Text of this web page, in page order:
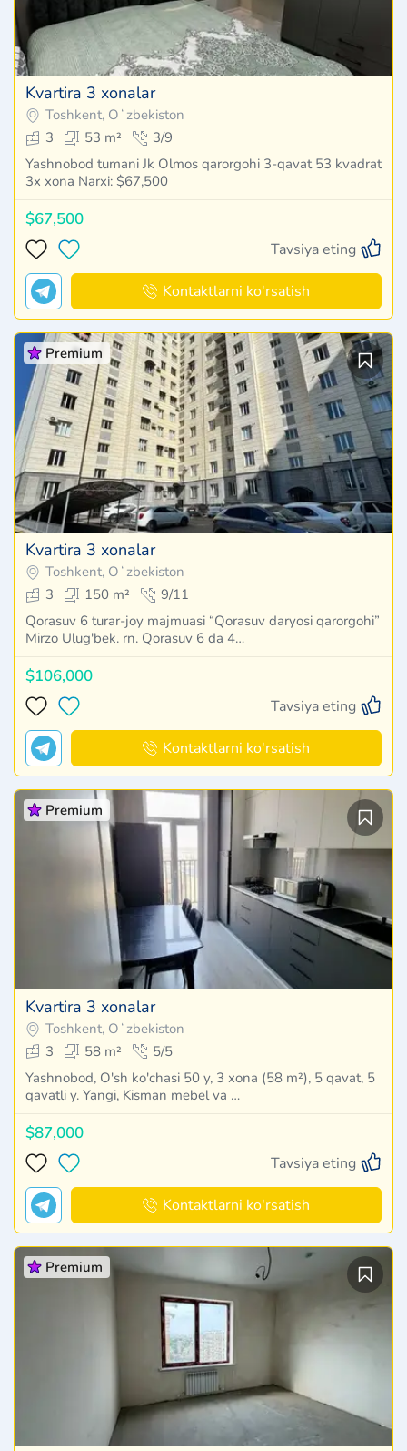
Kvartira 3 xonalar
Toshkent, Oʻzbekiston
3
53 m²
3/9
Yashnobod tumani Jk Olmos qarorgohi 3-qavat 53 kvadrat
3x xona Narxi: $67,500
$67,500
Tavsiya eting
Kontaktlarni ko'rsatish
Premium
Kvartira 3 xonalar
Toshkent, Oʻzbekiston
3
150 m²
9/11
Qorasuv 6 turar-joy majmuasi “Qorasuv daryosi qarorgohi”
Mirzo Ulug'bek. rn. Qorasuv 6 da 4…
$106,000
Tavsiya eting
Kontaktlarni ko'rsatish
Premium
Kvartira 3 xonalar
Toshkent, Oʻzbekiston
3
58 m²
5/5
Yashnobod, O'sh ko'chasi 50 y, 3 xona (58 m²), 5 qavat, 5
qavatli y. Yangi, Kisman mebel va …
$87,000
Tavsiya eting
Kontaktlarni ko'rsatish
Premium